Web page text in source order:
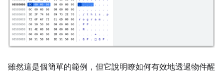
雖然這是個簡單的範例，但它說明瞭如何有效地透過物件醒